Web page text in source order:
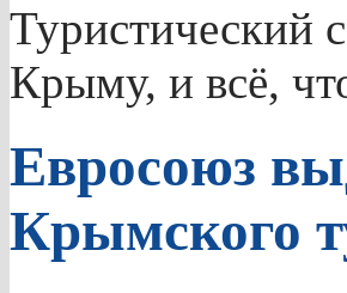
Туристический
Крыму, и всё,
Евросоюз
Крымского